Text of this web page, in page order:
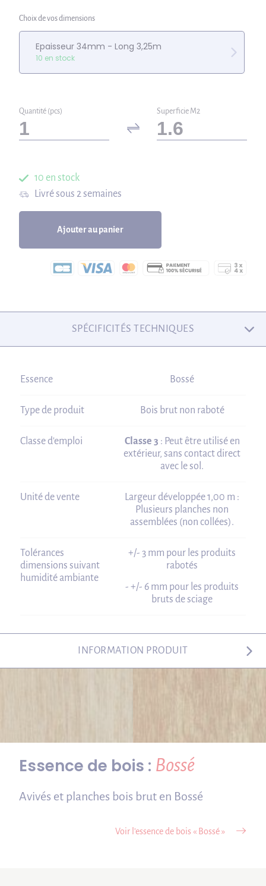
Choix de vos dimensions
Epaisseur 34mm - Long 3,25m
10 en stock
Quantité (pcs) Superficie M2
10 en stock
Livré sous 2 semaines
Ajouter au panier
SPÉCIFICITÉS TECHNIQUES
Essence Bossé
Type de produit Bois brut non raboté
Classe d'emploi Classe 3 : Peut être utilisé en
extérieur, sans contact direct
avec le sol.
Unité de vente
Largeur développée 1,00 m :
Plusieurs planches non
assemblées (non collées).
Tolérances
dimensions suivant
humidité ambiante
+/- 3 mm pour les produits
rabotés
- +/- 6 mm pour les produits
bruts de sciage
INFORMATION PRODUIT
Essence de bois : Bossé
Avivés et planches bois brut en Bossé
Voir l’essence de bois « Bossé »